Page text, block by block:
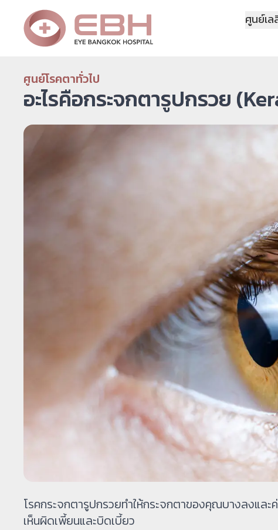
ศูนย์เล
ศูนย์โรคตาทั่วไป
อะไรคือกระจกตารูปกรวย
โรคกระจกตารูปกรวยทำให้กระจกตาของคุณบางลงแล
เห็นผิดเพี้ยนและบิดเบี้ยว